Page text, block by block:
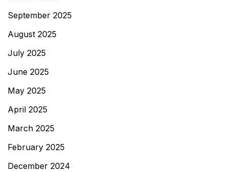
September 2025
August 2025
July 2025
June 2025
May 2025
April 2025
March 2025
February 2025
December 2024